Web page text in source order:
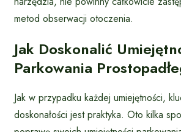
metod obserwacji otoczenia.
Jak Doskonalić
Parkowania
Jak w przypadku każdej umiejętności,
doskonałości jest praktyka. Oto kilka